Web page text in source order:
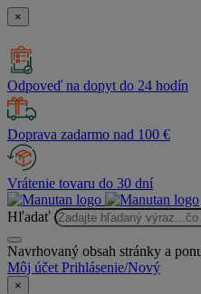
×
Odpoveď na dopyt do 24 hodín
Doprava zadarmo nad 100 €
Vrátenie tovaru do 30 dní
Hľadať
Navrhovaný obsah stránky a
Môj účet Prihlásenie/Nový
×